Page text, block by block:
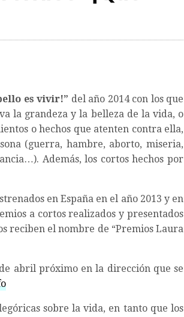
es vivir!” del año 2014 con los que
la grandeza y la belleza de la vida, o
o hechos que atenten contra ella,
(guerra, hambre, aborto, miseria,
Además, los cortos hechos por
en España en el año 2013 y en
a cortos realizados y presentados
reciben el nombre de “Premios Laura
abril próximo en la dirección que se
sobre la vida, en tanto que los